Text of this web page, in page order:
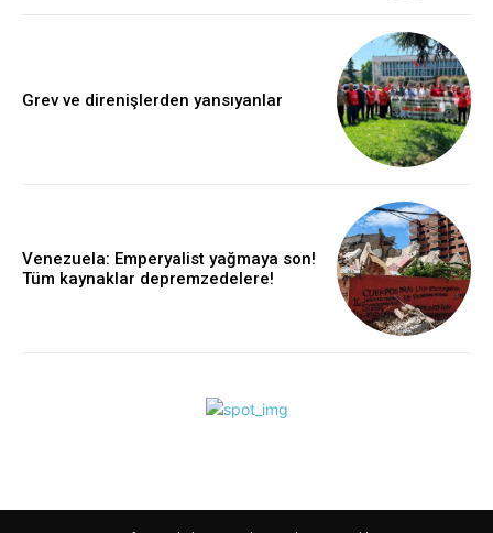
Grev ve direnişlerden yansıyanlar
Venezuela: Emperyalist yağmaya son!
Tüm kaynaklar depremzedelere!